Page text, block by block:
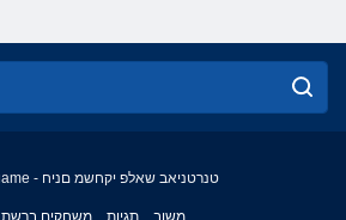
© game-game - טנרטניאב שאלפ יקחשמ םניח
משחקים ברשת תגיות משוב